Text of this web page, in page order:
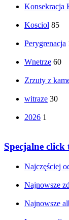
Konsekracja
Kosciol 85
Perygrenacja
Wnetrze 60
Zrzuty z
witraze 30
2026 1
Specjalne click
Najczęściej
Najnowsze
Najnowsze